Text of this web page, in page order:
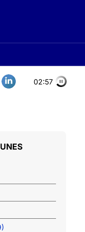
02:56